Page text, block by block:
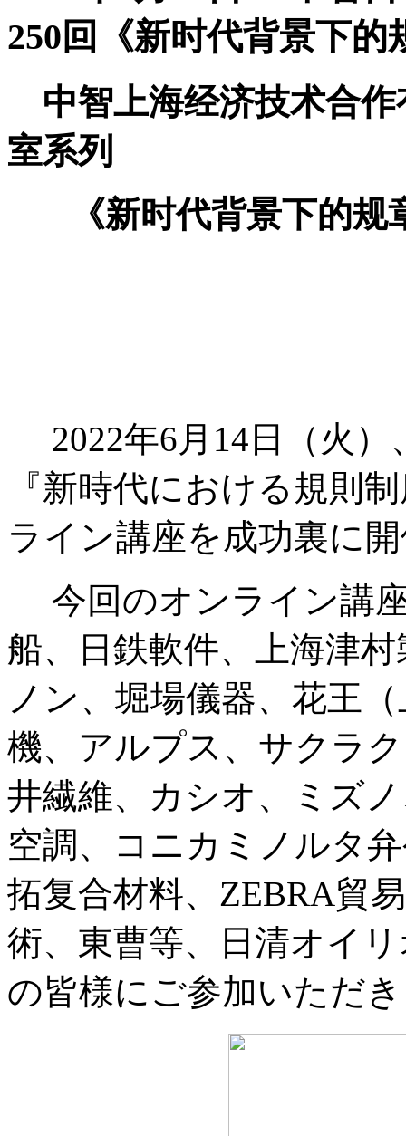
250回《新时代背景下
中智上海经济技术合
室系列
《新时代背景下的规
2022年6月14日（火
『新時代における規則
ライン講座を成功裏に
今回のオンライン講
船、日鉄軟件、上海津
ノン、堀場儀器、花王
機、アルプス、サクラ
井繊維、カシオ、ミズ
空調、コニカミノルタ
拓复合材料、ZEBRA貿
術、東曹等、日清オイ
の皆様にご参加いただ